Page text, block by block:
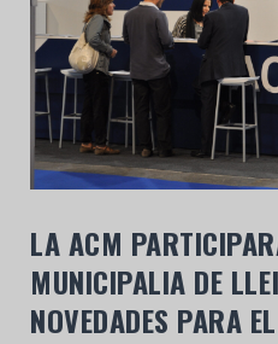
LA ACM
MUNICIPALIA DE
NOVEDADES PARA